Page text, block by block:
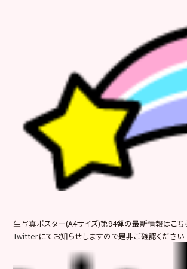
生写真ポスター(A4サイズ)第94弾の最新情報はこち
Twitterにてお知らせしますので是非ご確認ください